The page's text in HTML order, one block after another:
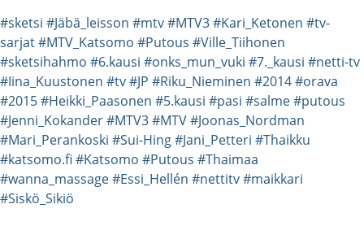
#sketsi #Jäbä_leisson #mtv#MTV3#Kari_Ketonen #tv-
sarjat#MTV_Katsomo #Putous #Ville_Tiihonen
#sketsihahmo #6.kausi #onks_mun_vuki #7._kausi #netti-tv
#Iina_Kuustonen #tv#JP #Riku_Nieminen #2014#orava
#2015#Heikki_Paasonen #5.kausi #pasi #salme#putous
#Jenni_Kokander#MTV3#MTV#Joonas_Nordman
#Mari_Perankoski #Sui-Hing#Jani_Petteri #Thaikku
#katsomo.fi #Katsomo #Putous #Thaimaa
#wanna_massage#Essi_Hellén #nettitv#maikkari
#Siskö_Sikiö